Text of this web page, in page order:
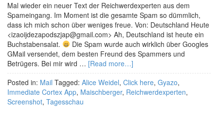
Mal wieder ein neuer Text der Reichwerdexperten aus dem
Spameingang. Im Moment ist die gesamte Spam so dümmlich,
dass ich mich schon über weniges freue. Von: Deutschland Heute
<izaoijdezapodszjap@gmail.com> Ah, Deutschland ist heute ein
Buchstabensalat.
Die Spam wurde auch wirklich über Googles
GMail versendet, dem besten Freund des Spammers und
Betrügers. Bei mir wird … [Read more…]
Posted in: Mail Tagged: Alice Weidel, Click here, Gyazo,
Immediate Cortex App, Maischberger, Reichwerdexperten,
Screenshot, Tagesschau